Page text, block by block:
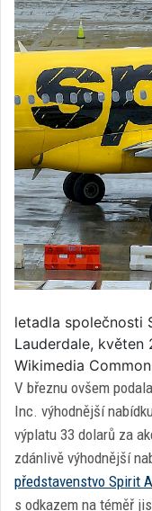
letadla společnosti
Lauderdale, květen
Wikimedia
V březnu ovšem
Inc. výhodnější
výplatu 33 dolarů za
zdánlivě výhodnější
představenstvo Spirit
s odkazem na téměř